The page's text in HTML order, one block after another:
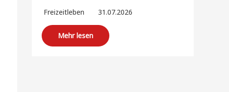
Freizeitleben 31.07.2026
Mehr lesen